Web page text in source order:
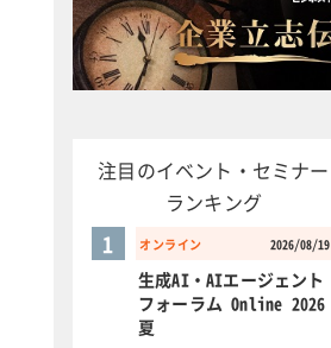
注目のイベント・セミナー
ランキング
オンライン 2026/08/19
1
生成AI・AIエージェント
フォーラム Online 2026
夏